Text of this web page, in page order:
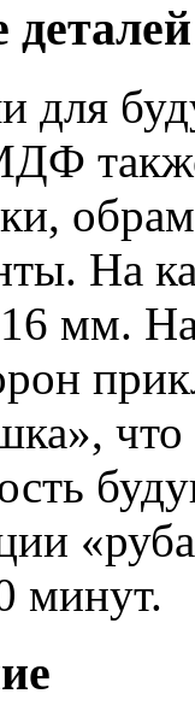
деталей
для
На
мм. На
минут.